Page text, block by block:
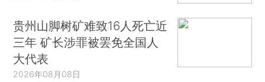
贵州山脚树矿难致16人死亡近
三年 矿长涉罪被罢免全国人
大代表
2026年08月08日